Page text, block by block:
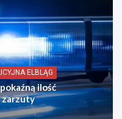
ELBLĄG
ilość
zarzuty